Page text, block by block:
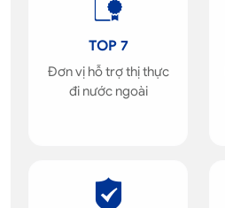
TOP 7
Đơn vị hỗ trợ thị thực
đi nước ngoài